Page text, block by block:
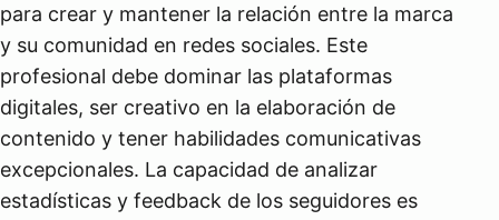
para crear y mantener la relación entre la marca
y su comunidad en redes sociales. Este
profesional debe dominar las plataformas
digitales, ser creativo en la elaboración de
contenido y tener habilidades comunicativas
excepcionales. La capacidad de analizar
estadísticas y feedback de los seguidores es